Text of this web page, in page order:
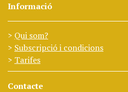
Informació
Qui som?
Subscripció i condicions
Tarifes
Contacte